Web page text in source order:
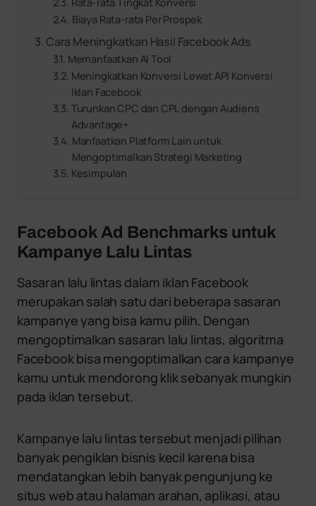
Biaya Rata-rata Per Prospek
Cara Meningkatkan Hasil Facebook Ads
Memanfaatkan AI Tool
Meningkatkan Konversi Lewat API Konversi
Iklan Facebook
Turunkan CPC dan CPL dengan Audiens
Advantage+
Manfaatkan Platform Lain untuk
Mengoptimalkan Strategi Marketing
Kesimpulan
Facebook Ad Benchmarks untuk
Kampanye Lalu Lintas
Sasaran lalu lintas dalam iklan Facebook
merupakan salah satu dari beberapa sasaran
kampanye yang bisa kamu pilih. Dengan
mengoptimalkan sasaran lalu lintas, algoritma
Facebook bisa mengoptimalkan cara kampanye
kamu untuk mendorong klik sebanyak mungkin
pada iklan tersebut.
Kampanye lalu lintas tersebut menjadi pilihan
banyak pengiklan bisnis kecil karena bisa
mendatangkan lebih banyak pengunjung ke
situs web atau halaman arahan, aplikasi, atau